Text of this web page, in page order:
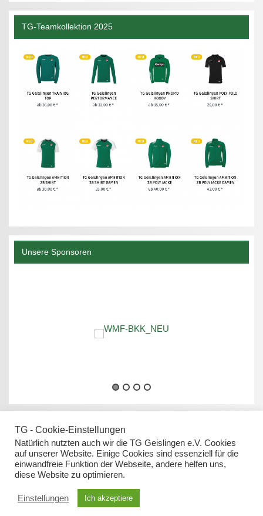
TG-Teamkollektion 2025
Unsere Sponsoren
Datenschutz
Impressum
TG - Cookie-Einstellungen
Natürlich nutzten auch wir die TG Geislingen e.V. Cookies
auf unserer Website. Einige Cookies sind essenziell für die
einwandfreie Funktion der Webseite, andere helfen uns,
diese Website zu optimieren.
Einstellungen Ich akzeptiere